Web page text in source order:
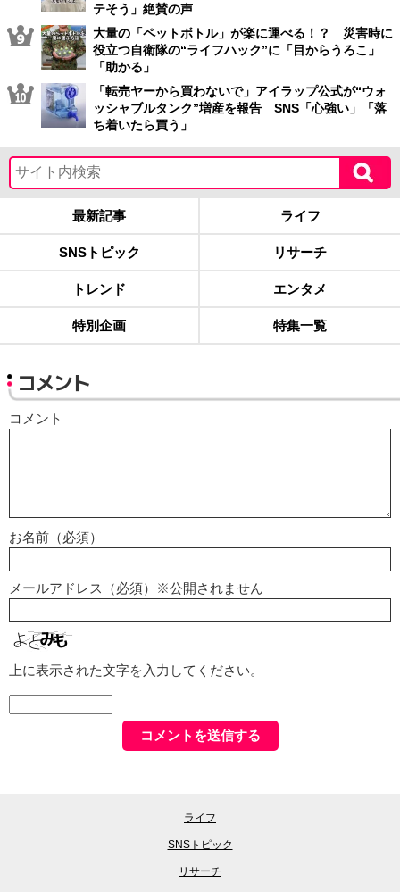
テそう」絶賛の声
大量の「ペットボトル」が楽に運べる！？ 災害時に
役立つ自衛隊の“ライフハック”に「目からうろこ」
「助かる」
「転売ヤーから買わないで」アイラップ公式が“ウォ
ッシャブルタンク”増産を報告 SNS「心強い」「落
ち着いたら買う」
最新記事 ライフ
SNSトピック リサーチ
トレンド エンタメ
特別企画 特集一覧
コメント
コメント
お名前（必須）
メールアドレス（必須）※公開されません
上に表示された文字を入力してください。
ライフ
SNSトピック
リサーチ